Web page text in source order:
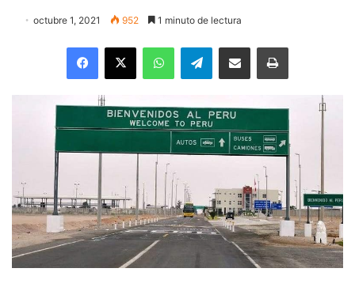
octubre 1, 2021 952 1 minuto de lectura
Facebook
X WhatsAppTelegramEnviar vía email Imprimir